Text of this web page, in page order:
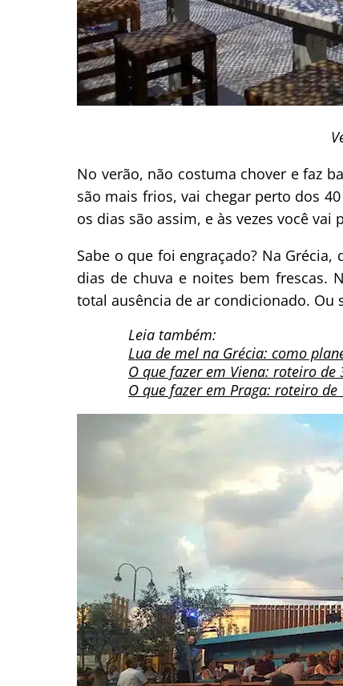
No verão, não costuma chover e faz
são mais frios, vai chegar perto dos
os dias são assim, e às vezes você vai
Sabe o que foi engraçado? Na
dias de chuva e noites bem frescas.
total ausência de ar condicionado. Ou
Leia também:
Lua de mel na Grécia: como
O que fazer em Viena: roteiro de
O que fazer em Praga: roteiro de